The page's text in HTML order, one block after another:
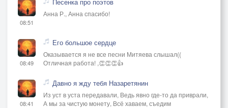
08:51
Анна Р., Анна спасибо!
08:49
Его большое сердце
Оказывается я не все песни Митяева слышал((
Отличная работа! ,👏👏👏👍
08:41
Давно я жду тебя Назаретянин
Из уст в уста передавали, Ведь явно где-то да приврали,
А мы за чистую монету, Всё хаваем, съедим